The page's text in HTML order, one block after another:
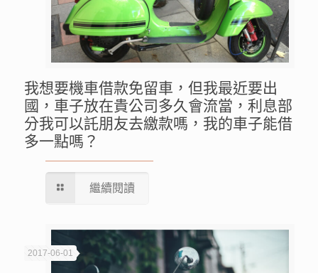
我想要機車借款免留車，但我最近要出
國，車子放在貴公司多久會流當，利息部
分我可以託朋友去繳款嗎，我的車子能借
多一點嗎？
繼續閱讀
2017-06-01